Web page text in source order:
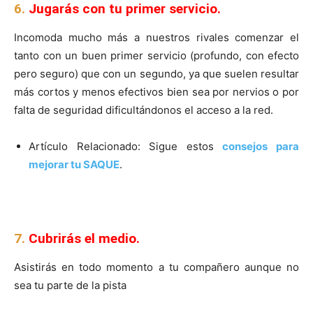
6. Jugarás con tu primer servicio.
Incomoda mucho más a nuestros rivales comenzar el
tanto con un buen primer servicio (profundo, con efecto
pero seguro) que con un segundo, ya que suelen resultar
más cortos y menos efectivos bien sea por nervios o por
falta de seguridad dificultándonos el acceso a la red.
Artículo Relacionado: Sigue estosconsejos para
mejorar tu SAQUE.
7. Cubrirás el medio.
Asistirás en todo momento a tu compañero aunque no
sea tu parte de la pista